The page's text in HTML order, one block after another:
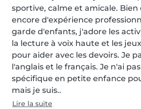
sportive, calme et amicale. Bien
encore d'expérience
garde d'enfants, j'adore les
la lecture à voix haute et les
pour aider avec les devoirs. Je
l'anglais et le français. Je n'ai
spécifique en petite enfance
mais je suis..
Lire la suite